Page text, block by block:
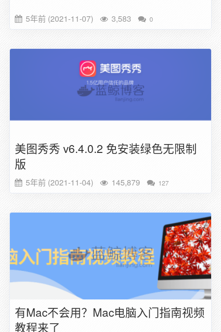
5年前 (2021-11-07) 3,583 0
美图秀秀 v6.4.0.2 免安装绿色无限制
版
5年前 (2021-11-04) 145,879 127
有Mac不会用？Mac电脑入门指南视频
教程来了